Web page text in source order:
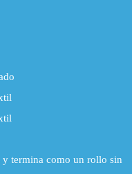
y termina como un rollo sin